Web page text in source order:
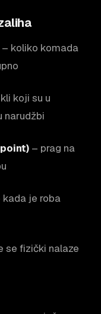
– koliko komada
koji su u
narudžbi
– prag na
kada je roba
se fizički nalaze